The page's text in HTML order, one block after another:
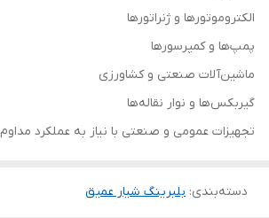
الکتروموتورها و ژنراتورها
پمپ‌ها و کمپرسورها
ماشین‌آلات صنعتی و کشاورزی
گیربکس‌ها و نوار نقاله‌ها
تجهیزات عمومی و صنعتی با نیاز به عملکرد مداوم
دسته‌بندی: بلبرینگ شیار عمیق